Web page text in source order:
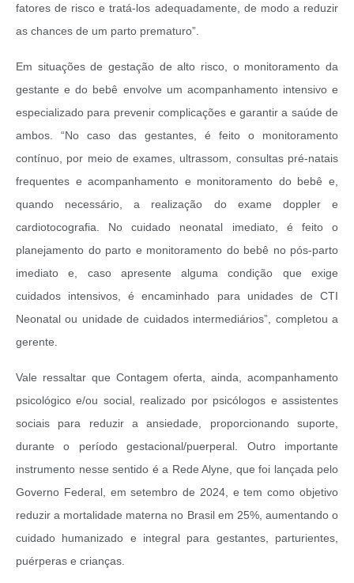
fatores de risco e tratá-los adequadamente, de modo a reduzir
as chances de um parto prematuro”.
Em situações de gestação de alto risco, o monitoramento da
gestante e do bebê envolve um acompanhamento intensivo e
especializado para prevenir complicações e garantir a saúde de
ambos. “No caso das gestantes, é feito o monitoramento
contínuo, por meio de exames, ultrassom, consultas pré-natais
frequentes e acompanhamento e monitoramento do bebê e,
quando necessário, a realização do exame doppler e
cardiotocografia. No cuidado neonatal imediato, é feito o
planejamento do parto e monitoramento do bebê no pós-parto
imediato e, caso apresente alguma condição que exige
cuidados intensivos, é encaminhado para unidades de CTI
Neonatal ou unidade de cuidados intermediários”, completou a
gerente.
Vale ressaltar que Contagem oferta, ainda, acompanhamento
psicológico e/ou social, realizado por psicólogos e assistentes
sociais para reduzir a ansiedade, proporcionando suporte,
durante o período gestacional/puerperal. Outro importante
instrumento nesse sentido é a Rede Alyne, que foi lançada pelo
Governo Federal, em setembro de 2024, e tem como objetivo
reduzir a mortalidade materna no Brasil em 25%, aumentando o
cuidado humanizado e integral para gestantes, parturientes,
puérperas e crianças.